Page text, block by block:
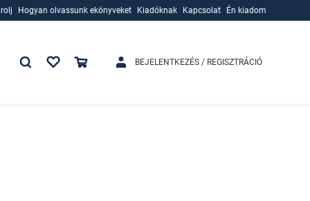
Hogyan olvassunk ekönyveket
Kiadóknak
Kapcsolat Én kiadom
BEJELENTKEZÉS / REGISZTRÁCIÓ